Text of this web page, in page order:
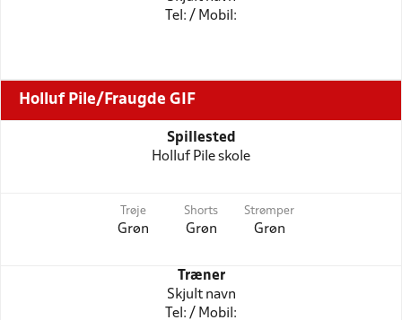
Tel: / Mobil:
Holluf Pile/Fraugde GIF
Spillested
Holluf Pile skole
Trøje
Grøn
Shorts
Grøn
Strømper
Grøn
Træner
Skjult navn
Tel: / Mobil: